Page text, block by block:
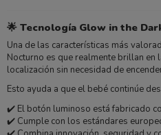
🌟 Tecnología Glow in the
Una de las características más
Nocturno es que realmente brillan en
localización sin necesidad de
Esto ayuda a que el bebé continúe
✔️ El botón luminoso está fabricado
✔️ Cumple con los estándares